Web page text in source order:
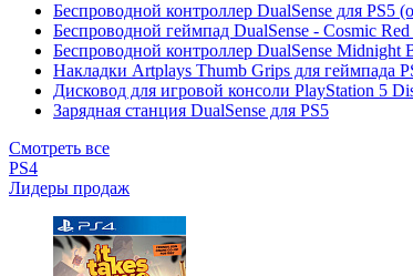
Беспроводной контроллер DualSense для PS5
Беспроводной геймпад DualSense - Cosmic
Беспроводной контроллер DualSense Midnight
Накладки Artplays Thumb Grips для геймпада
Дисковод для игровой консоли PlayStation 5
Зарядная станция DualSense для PS5
Смотреть все
PS4
Лидеры продаж